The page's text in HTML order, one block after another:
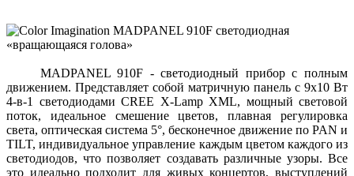
MADPANEL 910F - светодиодный прибор с полным
движением. Представляет собой матричную панель с 9x10 Вт
4-в-1 светодиодами CREE X-Lamp XML, мощный световой
поток, идеальное смешение цветов, плавная регулировка
света, оптическая система 5°, бесконечное движение по PAN и
TILT, индивидуальное управление каждым цветом каждого из
светодиодов, что позволяет создавать различные узоры. Все
это идеально подходит для живых концертов, выступлений